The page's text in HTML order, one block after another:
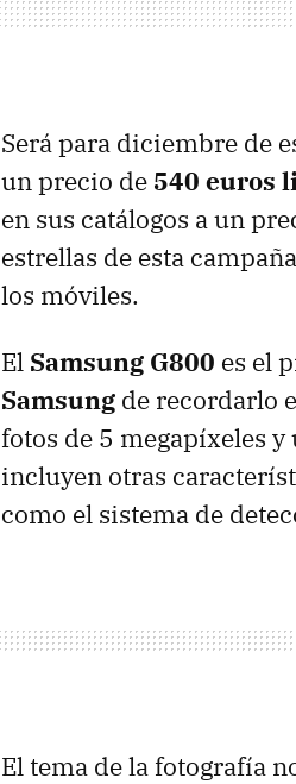
Será para diciembre de
un precio de 540 euros
en sus catálogos a un
estrellas de esta
los móviles.
El Samsung G800 es el
Samsung de recordarlo
fotos de 5 megapíxeles y
incluyen otras
como el sistema de
El tema de la fotografía